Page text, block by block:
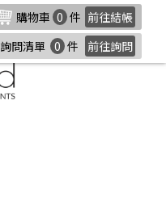
購物車 0 件 前往結帳
詢問清單 0 件 前往詢問